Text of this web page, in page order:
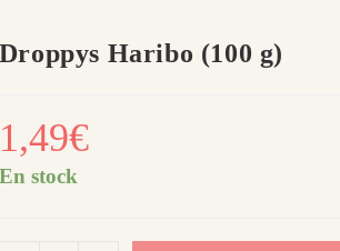
Droppys Haribo (100 g)
1,49€
En stock